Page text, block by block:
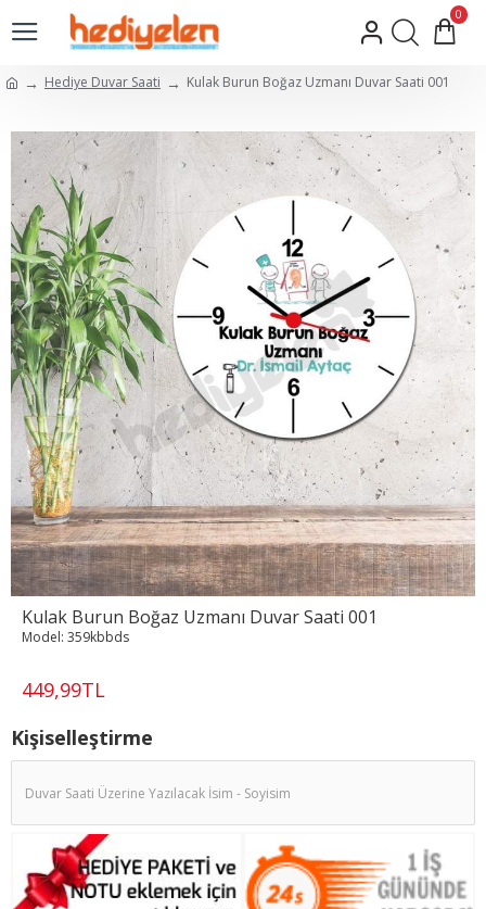
0
Hediye Duvar Saati Kulak Burun Boğaz Uzmanı Duvar Saati 001
Kulak Burun Boğaz Uzmanı Duvar Saati 001
449,99TL
Model: 359kbbds
Kişiselleştirme